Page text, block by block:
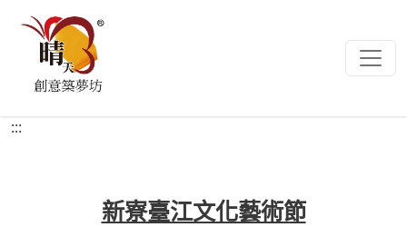
:::
新寮臺江文化藝術節